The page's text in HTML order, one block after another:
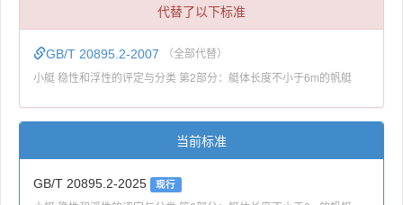
代替了以下标准
GB/T 20895.2-2007 （全部代替）
小艇 稳性和浮性的评定与分类 第2部分：艇体长度不小于6m的帆艇
当前标准
GB/T 20895.2-2025 现行